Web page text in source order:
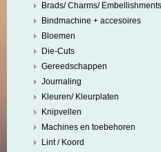
Brads/ Charms/ Embellishments
Bindmachine + accesoires
Bloemen
Die-Cuts
Gereedschappen
Journaling
Kleuren/ Kleurplaten
Knipvellen
Machines en toebehoren
Lint / Koord